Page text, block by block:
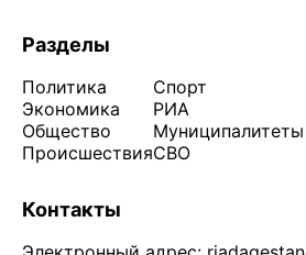
Разделы
Политика
Экономика
Общество
Происшествия
Спорт
РИА
Муниципалитеты
СВО
Контакты